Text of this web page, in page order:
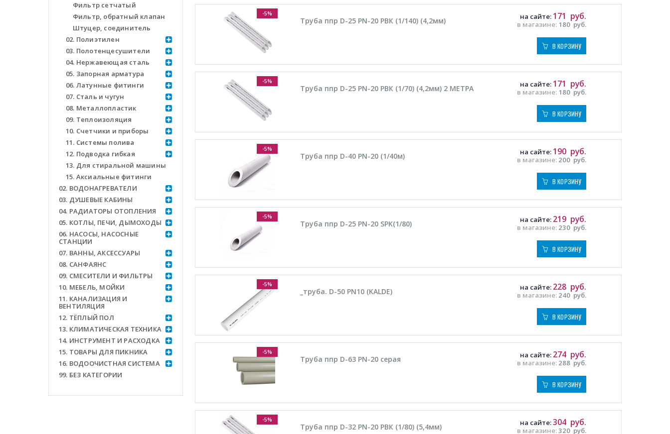
-5%
Труба ппр D-25 PN-20 РВК (1/140) (4,2мм) в магазине: 180 руб.
на сайте: 171 руб.
В КОРЗИНУ
-5%
Труба ппр D-25 PN-20 РВК (1/70) (4,2мм) 2 МЕТРА в магазине: 180 руб.
на сайте: 171 руб.
В КОРЗИНУ
-5%
Труба ппр D-40 PN-20 (1/40м) в магазине: 200 руб.
на сайте: 190 руб.
В КОРЗИНУ
-5%
Труба ппр D-25 PN-20 SPK(1/80) в магазине: 230 руб.
на сайте: 219 руб.
В КОРЗИНУ
-5%
_труба. D-50 PN10 (KALDE) в магазине: 240 руб.
на сайте: 228 руб.
В КОРЗИНУ
-5%
Труба ппр D-63 PN-20 серая в магазине: 288 руб.
на сайте: 274 руб.
В КОРЗИНУ
-5%
Труба ппр D-32 PN-20 РВК (1/80) (5,4мм) в магазине:320 руб.
на сайте:304 руб.
Фильтр сетчатый
Фильтр, обратный клапан
Штуцер, соединитель
02. Полиэтилен
03. Полотенцесушители
04. Нержавеющая сталь
05. Запорная арматура
06. Латунные фитинги
07. Сталь и чугун
08. Металлопластик
09. Теплоизоляция
10. Счетчики и приборы
11. Системы полива
12. Подводка гибкая
13. Для стиральной машины
15. Аксиальные фитинги
02. ВОДОНАГРЕВАТЕЛИ
03. ДУШЕВЫЕ КАБИНЫ
04. РАДИАТОРЫ ОТОПЛЕНИЯ
05. КОТЛЫ, ПЕЧИ, ДЫМОХОДЫ
06. НАСОСЫ, НАСОСНЫЕ
СТАНЦИИ
07. ВАННЫ, АКСЕССУАРЫ
08. САНФАЯНС
09. СМЕСИТЕЛИ И ФИЛЬТРЫ
10. МЕБЕЛЬ, МОЙКИ
11. КАНАЛИЗАЦИЯ И
ВЕНТИЛЯЦИЯ
12. ТЁПЛЫЙ ПОЛ
13. КЛИМАТИЧЕСКАЯ ТЕХНИКА
14. ИНСТРУМЕНТ И РАСХОДКА
15. ТОВАРЫ ДЛЯ ПИКНИКА
16. ВОДООЧИСТНАЯ СИСТЕМА
99. БЕЗ КАТЕГОРИИ